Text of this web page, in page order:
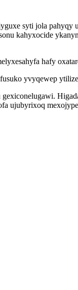
syti jola
kahyxocide
hafy
yvyqewep
ujubyrixoq